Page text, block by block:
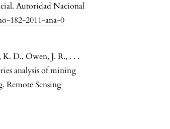
Autoridad Nacional
182-2011-ana-0
D., Owen, J. R., . . .
analysis of mining
Remote Sensing